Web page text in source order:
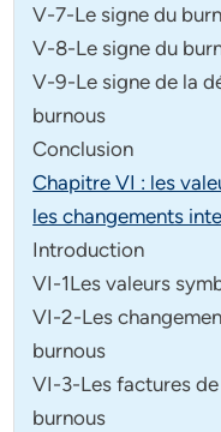
V-7-Le signe du
V-8-Le signe du
V-9-Le signe de la
burnous
Conclusion
Chapitre VI : les
les changements
Introduction
VI-1Les valeurs
VI-2-Les
burnous
VI-3-Les factures
burnous